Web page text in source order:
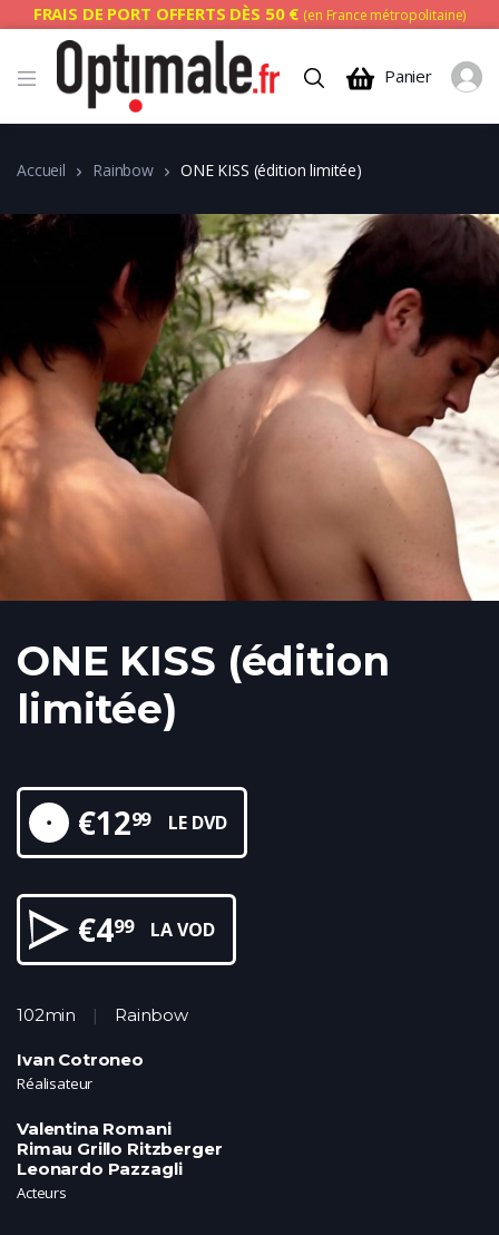
FRAIS DE PORT OFFERTS DÈS 50 € (en France métropolitaine)
Panier
Accueil Rainbow ONE KISS (édition limitée)
ONE KISS (édition
limitée)
€1299 LE DVD
€499 LA VOD
102min Rainbow
Ivan Cotroneo
Réalisateur
Valentina Romani
Rimau Grillo Ritzberger
Leonardo Pazzagli
Acteurs